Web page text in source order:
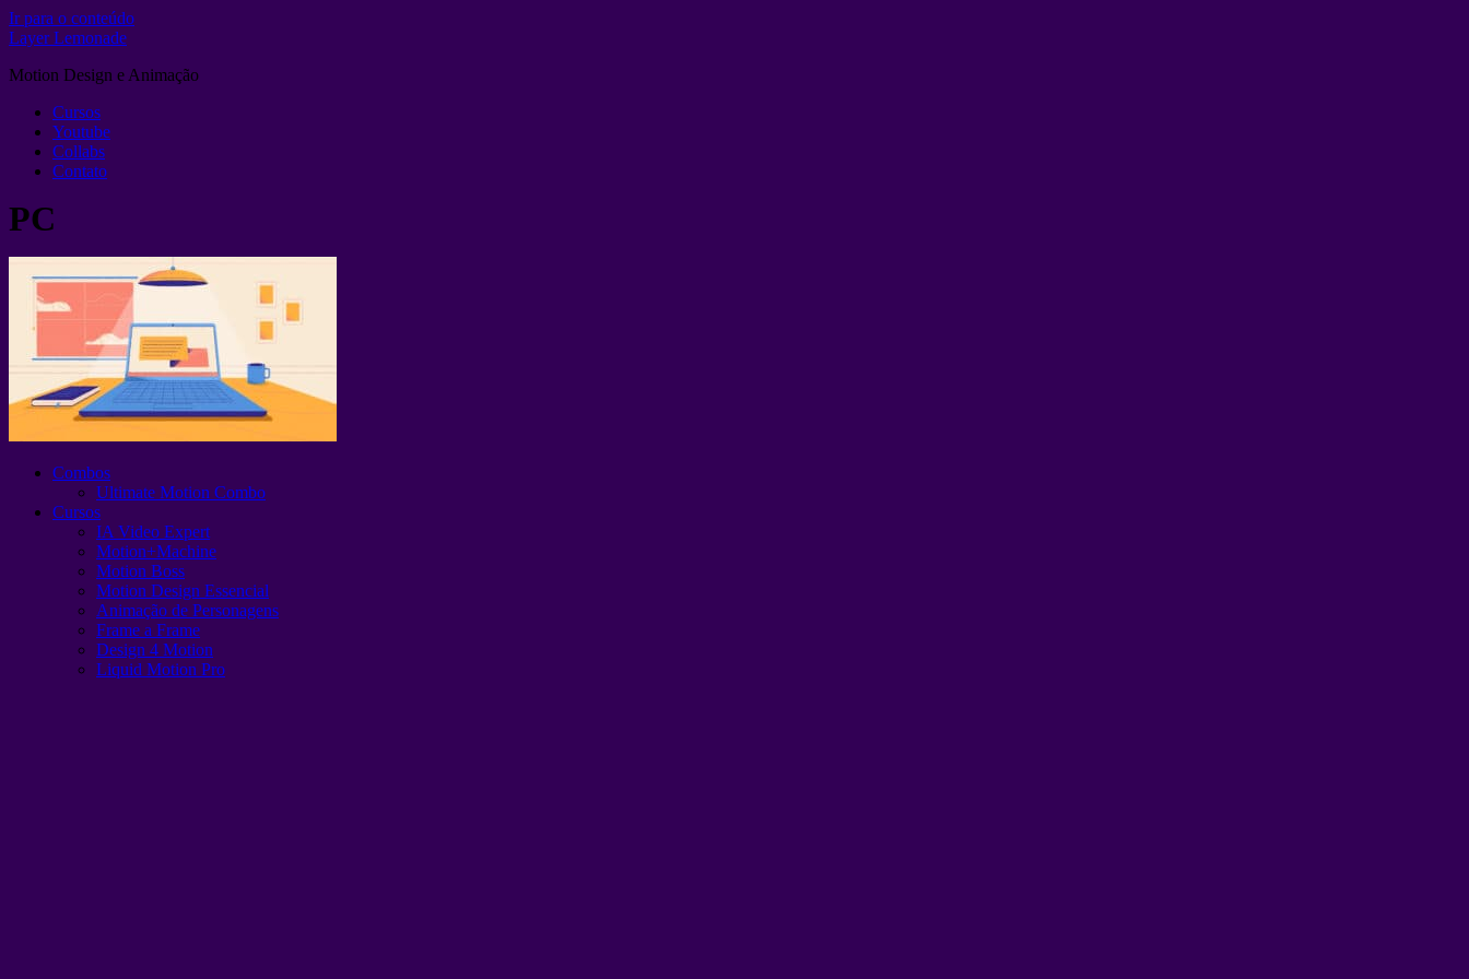
Ir para o conteúdo
Layer Lemonade
Motion Design e Animação
Cursos
Youtube
Collabs
Contato
PC
Combos
Ultimate Motion Combo
Cursos
IA Video Expert
Motion+Machine
Motion Boss
Motion Design Essencial
Animação de Personagens
Frame a Frame
Design 4 Motion
Liquid Motion Pro